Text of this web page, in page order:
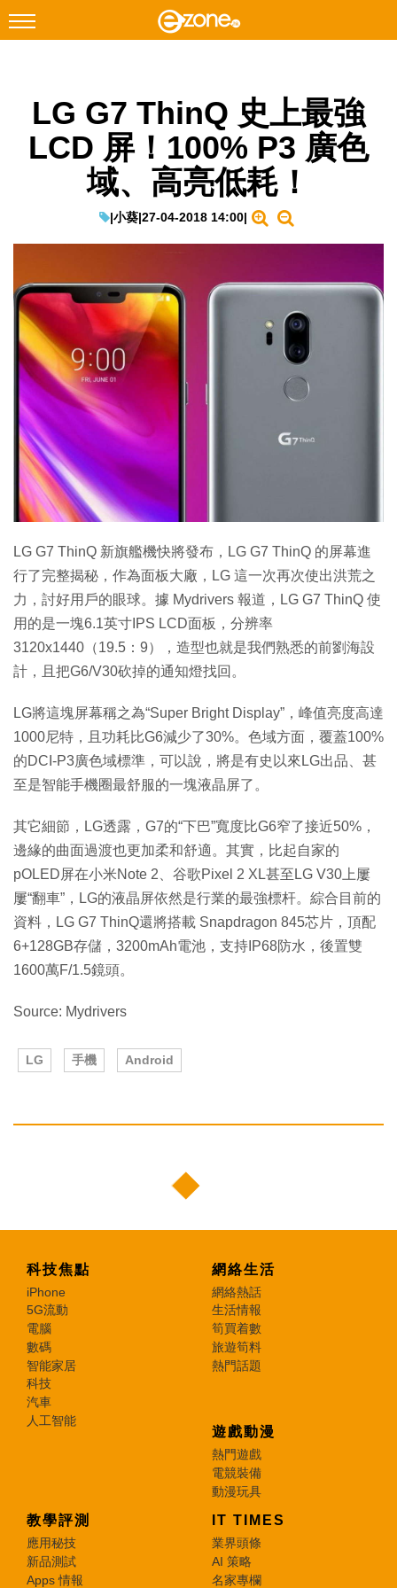
Facebook Instagram
科技焦點
教學評測
EduTech
IT Times
生成式AI與雲端應用
Enterprise Digital Transformation
特集
LG G7 ThinQ 史上最強
LCD 屏！100% P3 廣色
域、高亮低耗！
|小葵|27-04-2018 14:00|
LG G7 ThinQ 新旗艦機快將發布，LG G7 ThinQ 的屏幕進
行了完整揭秘，作為面板大廠，LG 這一次再次使出洪荒之
力，討好用戶的眼球。據 Mydrivers 報道，LG G7 ThinQ 使
用的是一塊6.1英寸IPS LCD面板，分辨率
3120x1440（19.5：9），造型也就是我們熟悉的前劉海設
計，且把G6/V30砍掉的通知燈找回。
LG將這塊屏幕稱之為“Super Bright Display”，峰值亮度高達
1000尼特，且功耗比G6減少了30%。色域方面，覆蓋100%
的DCI-P3廣色域標準，可以說，將是有史以來LG出品、甚
至是智能手機圈最舒服的一塊液晶屏了。
其它細節，LG透露，G7的“下巴”寬度比G6窄了接近50%，
邊緣的曲面過渡也更加柔和舒適。其實，比起自家的
pOLED屏在小米Note 2、谷歌Pixel 2 XL甚至LG V30上屢
屢“翻車”，LG的液晶屏依然是行業的最強標杆。綜合目前的
資料，LG G7 ThinQ還將搭載 Snapdragon 845芯片，頂配
6+128GB存儲，3200mAh電池，支持IP68防水，後置雙
1600萬F/1.5鏡頭。
Source: Mydrivers
LG 手機 Android
科技焦點
iPhone
5G流動
電腦
數碼
智能家居
科技
汽車
人工智能
網絡生活
網絡熱話
生活情報
筍買着數
旅遊筍料
熱門話題
遊戲動漫
熱門遊戲
電競裝備
動漫玩具
教學評測
應用秘技
新品測試
Apps 情報
IT TIMES
業界頭條
AI 策略
名家專欄